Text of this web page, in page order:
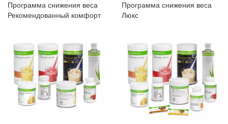
Программа снижения веса
Рекомендованный комфорт
Программа снижения веса
Люкс